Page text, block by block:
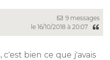
9 messages
le 16/10/2018 à 20:07
c'est bien ce que j'avais